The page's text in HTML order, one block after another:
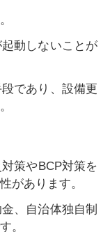
動しないことが
であり、設備更
策やBCP対策を
があります。
、自治体独自制
。